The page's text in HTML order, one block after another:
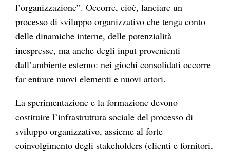
l’organizzazione”. Occorre, cioè, lanciare un
processo di sviluppo organizzativo che tenga conto
delle dinamiche interne, delle potenzialità
inespresse, ma anche degli input provenienti
dall’ambiente esterno: nei giochi consolidati occorre
far entrare nuovi elementi e nuovi attori.
La sperimentazione e la formazione devono
costituire l’infrastruttura sociale del processo di
sviluppo organizzativo, assieme al forte
coinvolgimento degli stakeholders (clienti e fornitori,